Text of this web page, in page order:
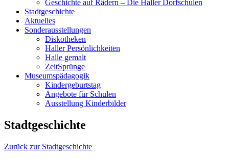
Geschichte auf Rädern – Die Haller Dorfschulen
Stadtgeschichte
Aktuelles
Sonderausstellungen
Diskotheken
Haller Persönlichkeiten
Halle gemalt
ZeitSprünge
Museumspädagogik
Kindergeburtstag
Angebote für Schulen
Ausstellung Kinderbilder
Stadtgeschichte
Zurück zur Stadtgeschichte